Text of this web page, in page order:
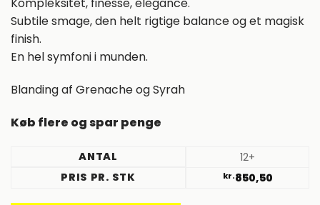
Kompleksitet, finesse, elegance.
Subtile smage, den helt rigtige balance og et magisk
finish.
En hel symfoni i munden.
Blanding af Grenache og Syrah
Køb flere og spar penge
ANTAL
12+
PRIS PR. STK
kr.850,50